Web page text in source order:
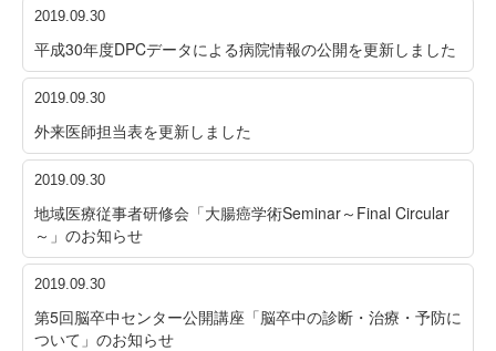
2019.09.30
平成30年度DPCデータによる病院情報の公開を更新しました
2019.09.30
外来医師担当表を更新しました
2019.09.30
地域医療従事者研修会「大腸癌学術Seminar～Final Circular
～」のお知らせ
2019.09.30
第5回脳卒中センター公開講座「脳卒中の診断・治療・予防に
ついて」のお知らせ